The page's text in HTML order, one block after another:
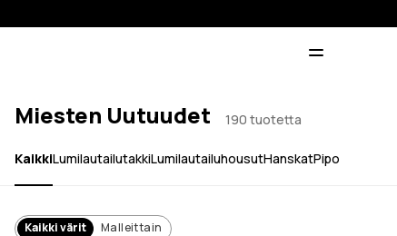
Miesten Uutuudet 190 tuotetta
KaikkiLumilautailutakkiLumilautailuhousutHanskatPipo
Kaikki värit Malleittain